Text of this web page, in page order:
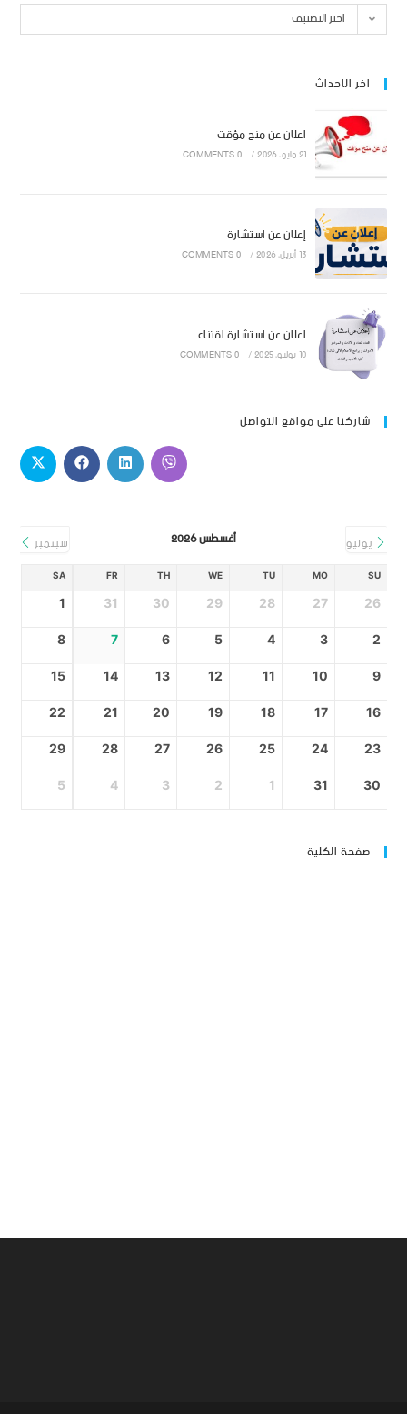
اختر التصنيف
اخر الاحداث
اعلان عن منح مؤقت
21 مايو، 2026 /
0 COMMENTS
إعلان عن استشارة
13 أبريل، 2026 /
0 COMMENTS
اعلان عن استشارة اقتناء
10 يوليو، 2025 /
0 COMMENTS
شاركنا على مواقع التواصل
يوليو أغسطس 2026 سبتمبر
SU
MO
TU
WE
TH
FR
SA
26
27
28
29
30
31
1
2
3
4
5
6
7
8
9
10
11
12
13
14
15
16
17
18
19
20
21
22
23
24
25
26
27
28
29
30
31
1
2
3
4
5
صفحة الكلية